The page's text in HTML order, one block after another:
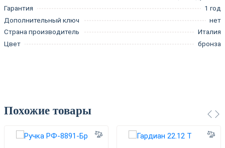
Гарантия
1 год
Дополнительный ключ
нет
Страна производитель
Италия
Цвет
бронза
Похожие товары